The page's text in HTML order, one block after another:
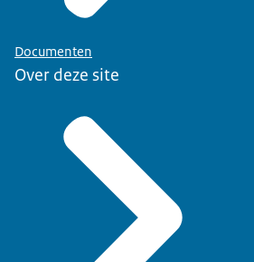
Documenten
Over deze site